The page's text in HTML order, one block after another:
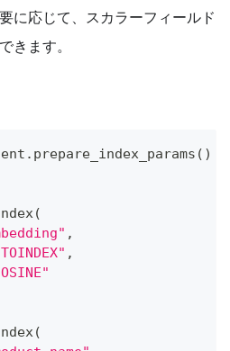
に応じて、スカラーフィールド
きます。
. prepare_index_params ( )
(
,
,
(